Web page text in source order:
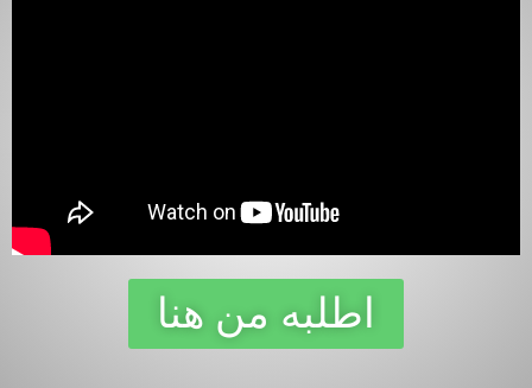
اطلبه من هنا